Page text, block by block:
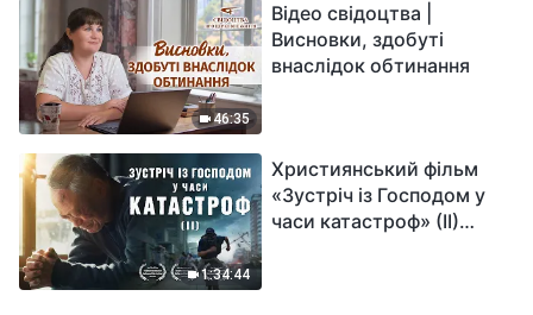
46:35
Відео свідоцтва |
Висновки, здобуті
внаслідок обтинання
1:34:44
Християнський фільм
«Зустріч із Господом у
часи катастроф» (II)